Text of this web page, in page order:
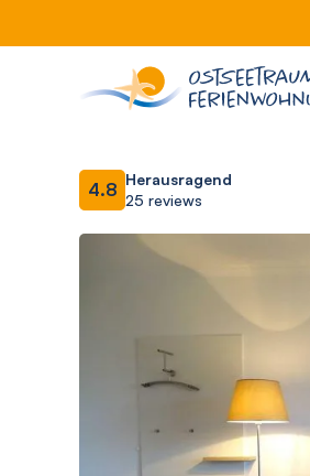
4.8 Herausragend
25 reviews